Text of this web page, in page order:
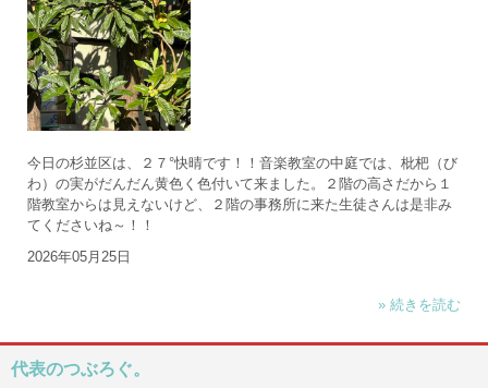
今日の杉並区は、２７°快晴です！！音楽教室の中庭では、枇杷（び
わ）の実がだんだん黄色く色付いて来ました。２階の高さだから１
階教室からは見えないけど、２階の事務所に来た生徒さんは是非み
てくださいね～！！
2026年05月25日
» 続きを読む
代表のつぶろぐ。